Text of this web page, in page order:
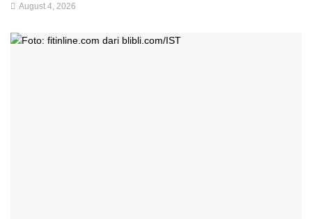
August 4, 2026